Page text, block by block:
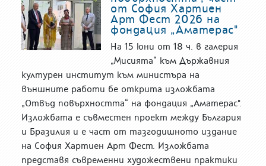
от София Хартиен
Арт Фест 2026 на
фондация „Аматерас"
На 15 юни от 18 ч. в галерия
„Мисията“ към Държавния
културен институт към министъра на
външните работи бе открита изложбата
„Отвъд повърхността“ на фондация „Аматерас".
Изложбата е съвместен проект между България
и Бразилия и е част от тазгодишното издание
на София Хартиен Арт Фест. Изложбата
представя съвременни художествени практики